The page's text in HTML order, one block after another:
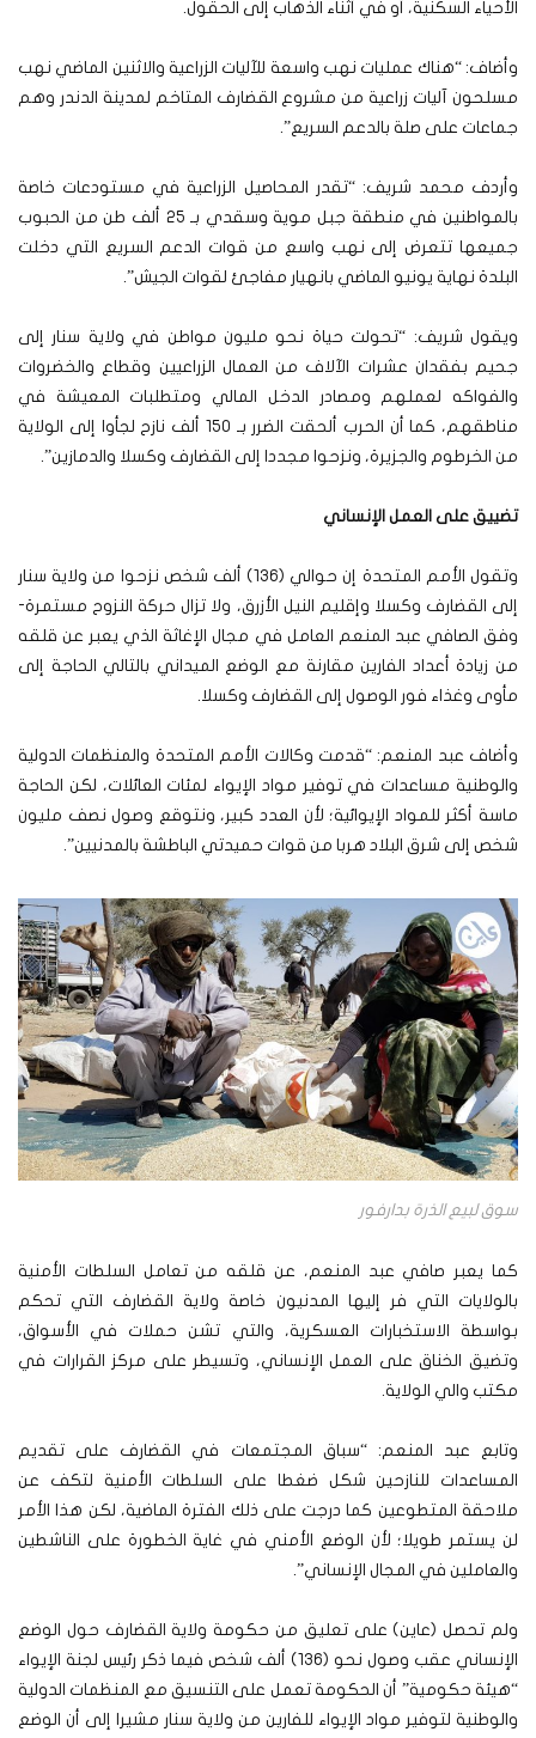
الأحياء السكنية، أو في أثناء الذهاب إلى الحقول.
وأضاف: “هناك عمليات نهب واسعة للآليات الزراعية والاثنين الماضي نهب
مسلحون آليات زراعية من مشروع القضارف المتاخم لمدينة الدندر وهم
جماعات على صلة بالدعم السريع”.
وأردف محمد شريف: “تقدر المحاصيل الزراعية في مستودعات خاصة
بالمواطنين في منطقة جبل موية وسقدي بـ 25 ألف طن من الحبوب
جميعها تتعرض إلى نهب واسع من قوات الدعم السريع التي دخلت
البلدة نهاية يونيو الماضي بانهيار مفاجئ لقوات الجيش”.
ويقول شريف: “تحولت حياة نحو مليون مواطن في ولاية سنار إلى
جحيم بفقدان عشرات الآلاف من العمال الزراعيين وقطاع والخضروات
والفواكه لعملهم ومصادر الدخل المالي ومتطلبات المعيشة في
مناطقهم، كما أن الحرب ألحقت الضرر بـ 150 ألف نازح لجأوا إلى الولاية
من الخرطوم والجزيرة، ونزحوا مجددا إلى القضارف وكسلا والدمازين”.
تضييق على العمل الإنساني
وتقول الأمم المتحدة إن حوالي (136) ألف شخص نزحوا من ولاية سنار
إلى القضارف وكسلا وإقليم النيل الأزرق، ولا تزال حركة النزوح مستمرة-
وفق الصافي عبد المنعم العامل في مجال الإغاثة الذي يعبر عن قلقه
من زيادة أعداد الفارين مقارنة مع الوضع الميداني بالتالي الحاجة إلى
مأوى وغذاء فور الوصول إلى القضارف وكسلا.
وأضاف عبد المنعم: “قدمت وكالات الأمم المتحدة والمنظمات الدولية
والوطنية مساعدات في توفير مواد الإيواء لمئات العائلات، لكن الحاجة
ماسة أكثر للمواد الإيوائية؛ لأن العدد كبير، ونتوقع وصول نصف مليون
شخص إلى شرق البلاد هربا من قوات حميدتي الباطشة بالمدنيين”.
سوق لبيع الذرة بدارفور
كما يعبر صافي عبد المنعم، عن قلقه من تعامل السلطات الأمنية
بالولايات التي فر إليها المدنيون خاصة ولاية القضارف التي تحكم
بواسطة الاستخبارات العسكرية، والتي تشن حملات في الأسواق،
وتضيق الخناق على العمل الإنساني، وتسيطر على مركز القرارات في
مكتب والي الولاية.
وتابع عبد المنعم: “سباق المجتمعات في القضارف على تقديم
المساعدات للنازحين شكل ضغطا على السلطات الأمنية لتكف عن
ملاحقة المتطوعين كما درجت على ذلك الفترة الماضية، لكن هذا الأمر
لن يستمر طويلا؛ لأن الوضع الأمني في غاية الخطورة على الناشطين
والعاملين في المجال الإنساني”.
ولم تحصل (عاين) على تعليق من حكومة ولاية القضارف حول الوضع
الإنساني عقب وصول نحو (136) ألف شخص فيما ذكر رئيس لجنة الإيواء
“هيئة حكومية” أن الحكومة تعمل على التنسيق مع المنظمات الدولية
والوطنية لتوفير مواد الإيواء للفارين من ولاية سنار مشيرا إلى أن الوضع